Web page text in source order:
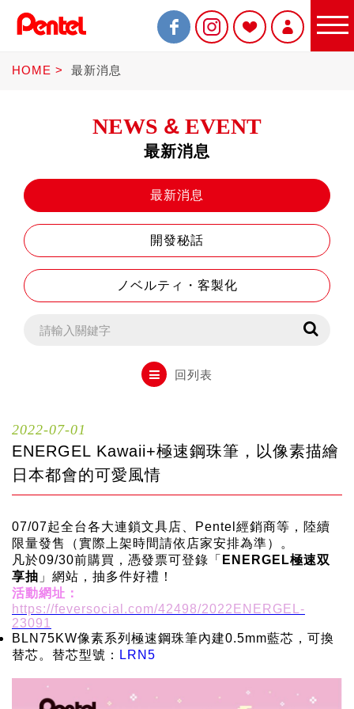
限定商品
書寫筆
Sterling
水性筆
修正系列
畫材
HOME 最新消息
NEWS & EVENT
最新消息
最新消息
開發秘話
ノベルティ・客製化
回列表
2022-07-01
ENERGEL Kawaii+極速鋼珠筆，以像素描繪
日本都會的可愛風情
07/07起全台各大連鎖文具店、Pentel經銷商等，陸續
限量發售（實際上架時間請依店家安排為準）。
凡於09/30前購買，憑發票可登錄「 ENERGEL極速双
享抽 」網站，抽多件好禮！
活動網址：
https://feversocial.com/42498/2022ENERGEL-
23091
BLN75KW像素系列極速鋼珠筆內建0.5mm藍芯，可換
替芯。替芯型號：
LRN5